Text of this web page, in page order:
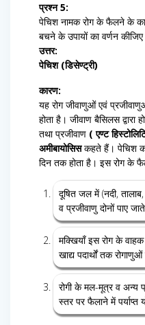
प्रश्न 5:
पेचिश नामक रोग के फैलने के
बचने के उपायों का वर्णन
उत्तर:
पेचिश (डिसेण्ट्री)
कारण:
यह रोग जीवाणुओं एवं
होता है। जीवाण बैसिलस द्वारा
तथा प्रजीवाण ( एण्ट
अमीबायोसिसकहते हैं। पेचिश
दिन तक होता है। इस रोग के
दूषित जल में (नदी,
व प्रजीवाणु दोनों पाए
मक्खियाँ इस रोग के
खाद्य पदार्थों तक
रोगी के मल-मूत्र व अन्य
स्तर पर फैलाने में पर्याप्त